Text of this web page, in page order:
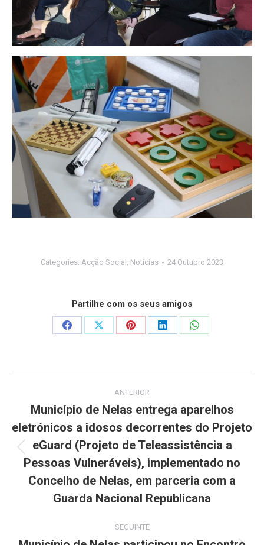
Categories: Acção Social Notícias 24 Outubro 2023
Partilhe com os seus amigos
Share
Share
Share
Share
Share
navigation
ANTERIOR
post:
Município de Nelas entrega aparelhos
eletrónicos a idosos decorrentes do Projeto
eGuard (Projeto de Teleassistência a
Pessoas Vulneráveis), implementado no
Concelho de Nelas, em parceria com a
Guarda Nacional Republicana
SEGUINTE